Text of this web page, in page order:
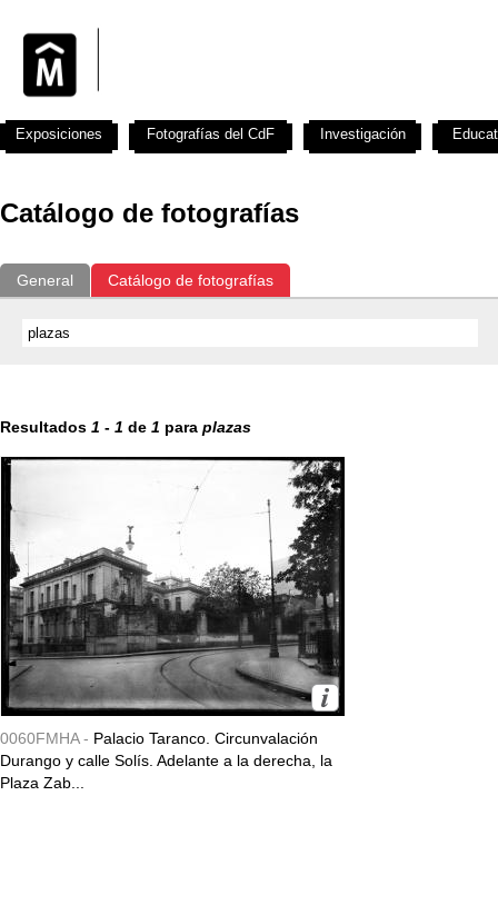
Catálogo de fotografías
General Catálogo de fotografías
Resultados 1 - 1 de 1 para plazas
0060FMHA - Palacio Taranco. Circunvalación
Durango y calle Solís. Adelante a la derecha, la
Plaza Zab...
Exposiciones Fotografías del CdF Investigación